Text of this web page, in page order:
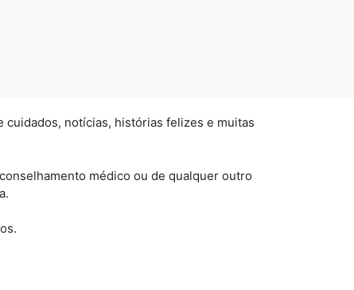
cuidados, notícias, histórias felizes e muitas
médico ou de qualquer outro